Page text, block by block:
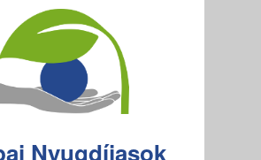
Nyugdíjasok